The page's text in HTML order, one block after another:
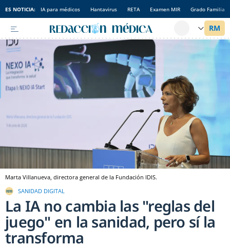
ES NOTICIA: IA para médicos Hantavirus RETA Examen MIR Grado Familia
Marta Villanueva, directora general de la Fundación IDIS.
SANIDAD DIGITAL
La IA no cambia las "reglas del
juego" en la sanidad, pero sí la
transforma